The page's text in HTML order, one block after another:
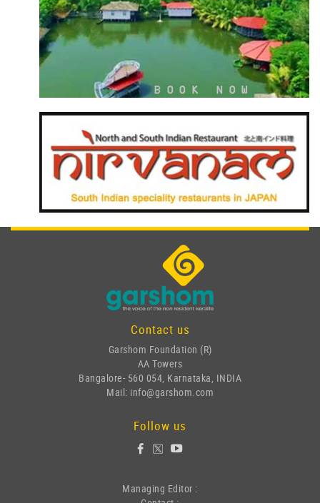
Contact us
Garshom Foundation (R)
AA Towers
Bangalore- 560 054, Karnataka, INDIA
Mail: info@garshom.com
Follow us
Managing Editor :